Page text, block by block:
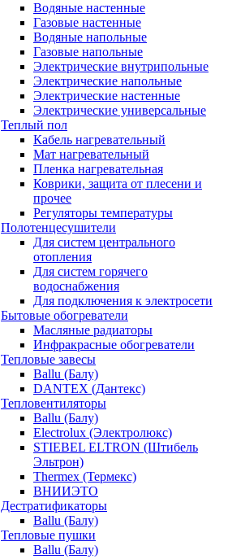
Водяные настенные
Газовые настенные
Водяные напольные
Газовые напольные
Электрические внутрипольные
Электрические напольные
Электрические настенные
Электрические универсальные
Теплый пол
Кабель нагревательный
Мат нагревательный
Пленка нагревательная
Коврики, защита от плесени и
прочее
Регуляторы температуры
Полотенцесушители
Для систем центрального
отопления
Для систем горячего
водоснабжения
Для подключения к электросети
Бытовые обогреватели
Масляные радиаторы
Инфракрасные обогреватели
Тепловые завесы
Ballu (Балу)
DANTEX (Дантекс)
Тепловентиляторы
Ballu (Балу)
Electrolux (Электролюкс)
STIEBEL ELTRON (Штибель
Эльтрон)
Thermex (Термекс)
ВНИИЭТО
Дестратификаторы
Ballu (Балу)
Тепловые пушки
Ballu (Балу)